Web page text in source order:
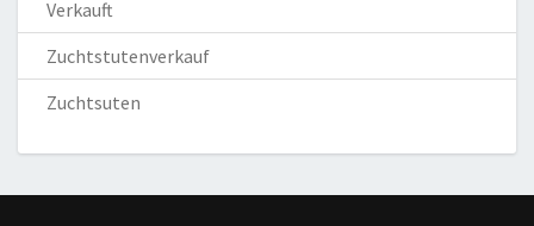
Verkauft
Zuchtstutenverkauf
Zuchtsuten